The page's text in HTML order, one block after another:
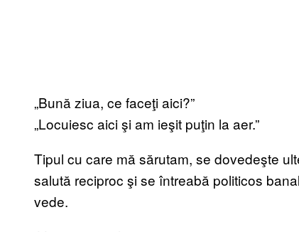
„Bună ziua, ce faceţi aici?”
„Locuiesc aici şi am ieşit puţin la aer.”
Tipul cu care mă sărutam, se dovedeşte
salută reciproc şi se întreabă politicos
vede.